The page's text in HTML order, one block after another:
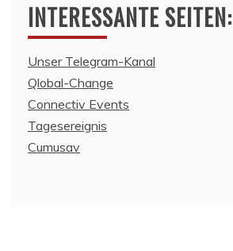
INTERESSANTE SEITEN:
Unser Telegram-Kanal
Qlobal-Change
Connectiv Events
Tagesereignis
Cumusav